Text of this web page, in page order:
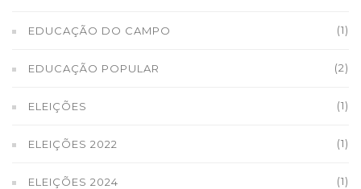
EDUCAÇÃO DO CAMPO (1)
EDUCAÇÃO POPULAR (2)
ELEIÇÕES (1)
ELEIÇÕES 2022 (1)
ELEIÇÕES 2024 (1)